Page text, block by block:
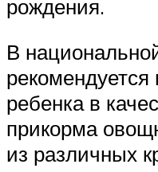
рождения.
В
ребенка в
прикорма
из различных